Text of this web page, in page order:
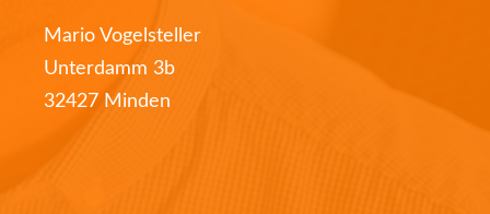
Mario Vogelsteller
Unterdamm 3b
32427 Minden